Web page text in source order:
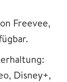
Freevee,
Disney+,